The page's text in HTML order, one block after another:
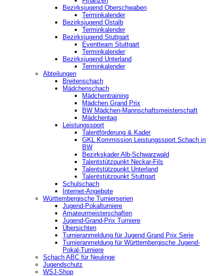
Bezirksjugend Oberschwaben
Terminkalender
Bezirksjugend Ostalb
Terminkalender
Bezirksjugend Stuttgart
‎Eventteam Stuttgart
Terminkalender
Bezirksjugend Unterland
Terminkalender
Abteilungen
Breitenschach
Mädchenschach
Mädchentraining
Mädchen Grand Prix
BW Mädchen-Mannschaftsmeisterschaft
Mädchentag
Leistungssport
Talentförderung & Kader
GKL Kommission Leistungssport Schach in
BW
Bezirkskader Alb-Schwarzwald
Talentstützpunkt Neckar-Fils
Talentstützpunkt Unterland
Talentstützpunkt Stuttgart
Schulschach
Internet-Angebote
Württembergische Turnierserien
Jugend-Pokalturniere
Amateurmeisterschaften
Jugend-Grand-Prix Turniere
Übersichten
Turnieranmeldung für Jugend Grand Prix Serie
Turnieranmeldung für Württembergische Jugend-
Pokal-Turniere
Schach ABC für Neulinge
Jugendschutz
WSJ-Shop